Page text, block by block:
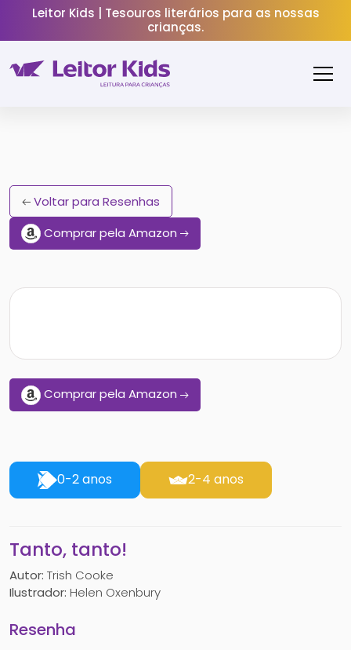
Leitor Kids | Tesouros literários para as nossas
crianças.
Voltar para Resenhas
Comprar pela Amazon
Comprar pela Amazon
0-2 anos 2-4 anos
Tanto, tanto!
Autor: Trish Cooke
Ilustrador: Helen Oxenbury
Resenha